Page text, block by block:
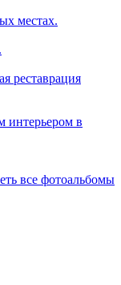
местах.
реставрация
интерьером в
все фотоальбомы